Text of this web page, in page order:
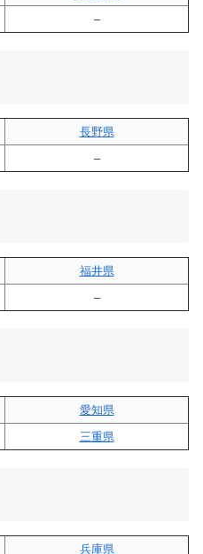
–
長野県
–
福井県
–
愛知県
三重県
兵庫県